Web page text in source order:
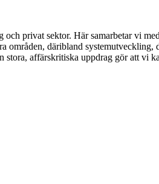
privat sektor. Här samarbetar vi
däribland
affärskritiska uppdrag gör att vi